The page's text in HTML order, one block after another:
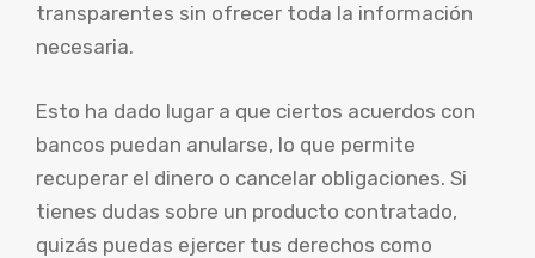
transparentes sin ofrecer toda la información
necesaria.
Esto ha dado lugar a que ciertos acuerdos con
bancos puedan anularse, lo que permite
recuperar el dinero o cancelar obligaciones. Si
tienes dudas sobre un producto contratado,
quizás puedas ejercer tus derechos como